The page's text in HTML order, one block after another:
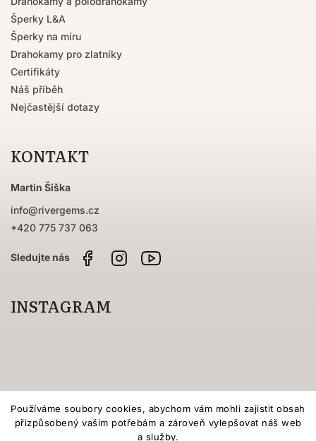
Používáme soubory cookies, abychom vám mohli zajistit obsah
přizpůsobený vašim potřebám a zároveň vylepšovat náš web
a služby.
Šperky L&A
Šperky na míru
Drahokamy pro zlatníky
Certifikáty
Náš příběh
Nejčastější dotazy
KONTAKT
Martin Šiška
info@rivergems.cz
+420 775 737 063
FacebookInstagram
INSTAGRAM